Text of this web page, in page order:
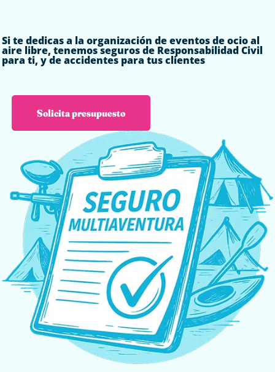
Si te dedicas a la organización de eventos de ocio al
aire libre, tenemos seguros de Responsabilidad Civil
para ti, y de accidentes para tus clientes
Solicita presupuesto